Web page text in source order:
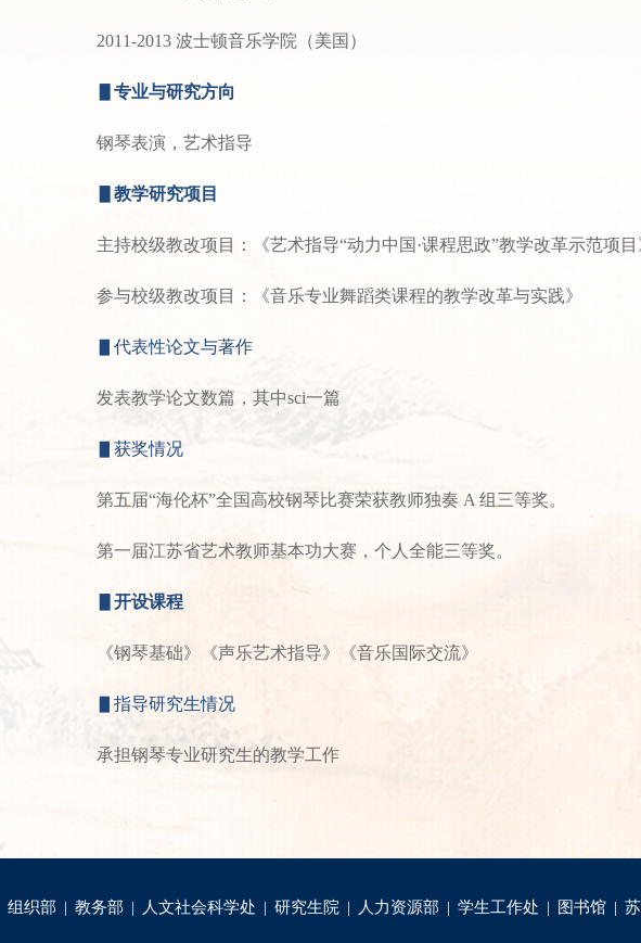
2011-2013 波士顿音乐学院（美国）
专业与研究方向
钢琴表演，艺术指导
▋教学研究项目
主持校级教改项目：《艺术指导“动力中国·课程思政”教学改革示范项
参与校级教改项目：《音乐专业舞蹈类课程的教学改革与实践》
▋代表性论文与著作
发表教学论文数篇，其中sci一篇
获奖情况
第五届“海伦杯”全国⾼校钢琴⽐赛荣获教师独奏 A 组三等奖。
第一届江苏省艺术教师基本功大赛，个人全能三等奖。
开设课程
《钢琴基础》《声乐艺术指导》《音乐国际交流》
▋指导研究生情况
承担钢琴专业研究生的教学工作
组织部 | 教务部 | 人文社会科学处 | 研究生院 | 人力资源部 | 学生工作处 | 图书馆 |